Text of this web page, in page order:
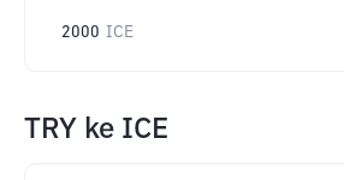
2000 ICE
TRY ke ICE